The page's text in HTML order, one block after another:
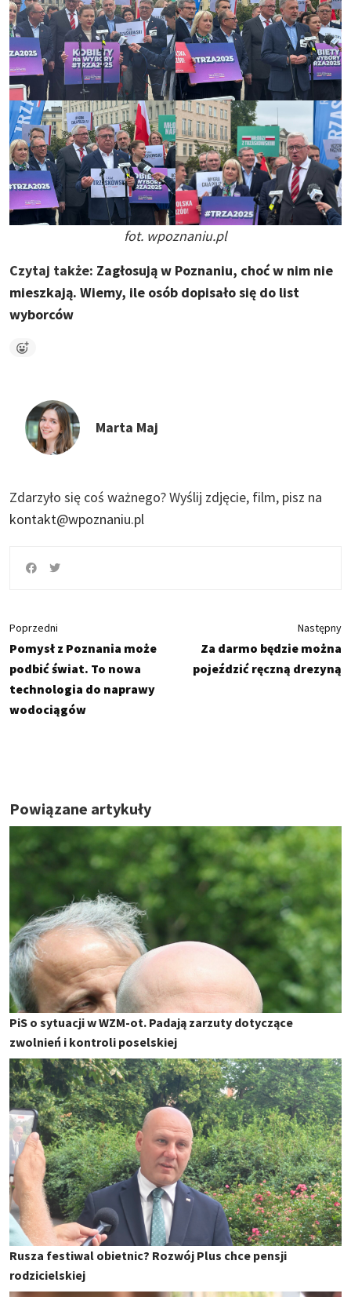
fot. wpoznaniu.pl
Czytaj także: Zagłosują w Poznaniu, choć w nim nie
mieszkają. Wiemy, ile osób dopisało się do list
wyborców
Marta Maj
Zdarzyło się coś ważnego?Wyślij zdjęcie, film, pisz na
kontakt@wpoznaniu.pl
Poprzedni
Pomysł z Poznania może
podbić świat. To nowa
technologia do naprawy
wodociągów
Następny
Za darmo będzie można
pojeździć ręczną drezyną
Powiązane artykuły
PiS o sytuacji w WZM-ot. Padają zarzuty dotyczące
zwolnień i kontroli poselskiej
Rusza festiwal obietnic? Rozwój Plus chce pensji
rodzicielskiej